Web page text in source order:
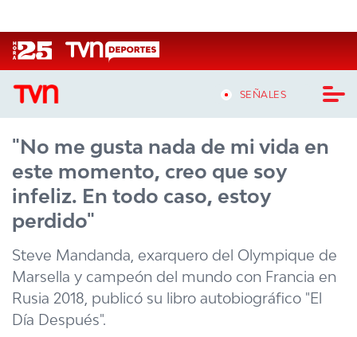
SEÑALES
CASTING MASTERCHEF CHILE
CASTING TVN VERTICAL
TVN VERTICAL
TVN PLAY
PROGRAMAS
"No me gusta nada de mi vida en
este momento, creo que soy
infeliz. En todo caso, estoy
perdido"
Steve Mandanda, exarquero del Olympique de
Marsella y campeón del mundo con Francia en
Rusia 2018, publicó su libro autobiográfico "El
Día Después".